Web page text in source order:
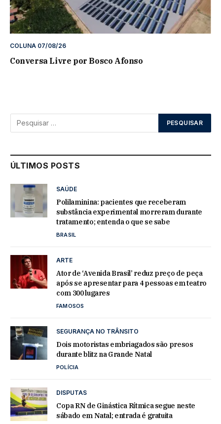
COLUNA 07/08/26
Conversa Livre por Bosco Afonso
ÚLTIMOS POSTS
SAÚDE
Polilaminina: pacientes que receberam
substância experimental morreram durante
tratamento; entenda o que se sabe
BRASIL
ARTE
Ator de ‘Avenida Brasil’ reduz preço de peça
após se apresentar para 4 pessoas em teatro
com 300 lugares
FAMOSOS
SEGURANÇA NO TRÂNSITO
Dois motoristas embriagados são presos
durante blitz na Grande Natal
POLÍCIA
DISPUTAS
Copa RN de Ginástica Rítmica segue neste
sábado em Natal; entrada é gratuita